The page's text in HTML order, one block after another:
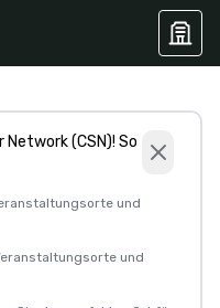
(CSN)! So
und
und